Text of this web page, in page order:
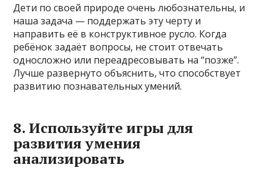
Дети по своей природе очень любознательны, и
наша задача — поддержать эту черту и
направить её в конструктивное русло. Когда
ребёнок задаёт вопросы, не стоит отвечать
односложно или переадресовывать на “позже”.
Лучше развернуто объяснить, что способствует
развитию познавательных умений.
8. Используйте игры для
развития умения
анализировать